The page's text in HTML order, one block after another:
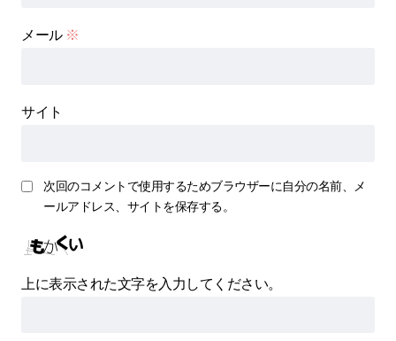
メール ※
サイト
次回のコメントで使用するためブラウザーに自分の名前、メ
ールアドレス、サイトを保存する。
上に表示された文字を入力してください。